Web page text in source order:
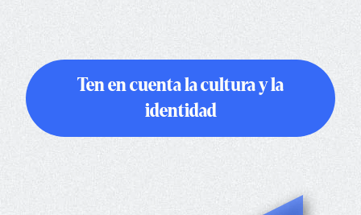
que me cambió la vida”.
“Hay muchos enfoques diferentes de terapia y muchos tipos
de terapeutas diferentes. Es cuestión de encontrar el
adecuado para ti. Puede ser necesario perseverar, pero vale la
“He hecho terapia y me ha ayudado, y también puede
ayudarte. No tienes por qué seguir sufriendo”.
un nuevo terapeuta, hacer algo nuevo puede generarte
Ten en cuenta la cultura y la
identidad